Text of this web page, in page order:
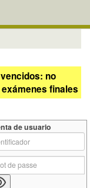
no
finales
de usuario